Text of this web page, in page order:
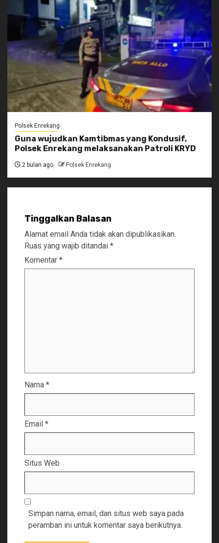
Polsek Enrekang
Guna wujudkan Kamtibmas yang Kondusif,
Polsek Enrekang melaksanakan Patroli KRYD
2 bulan ago Polsek Enrekang
Tinggalkan Balasan
Alamat email Anda tidak akan dipublikasikan.
Ruas yang wajib ditandai *
Komentar *
Nama *
Email *
Situs Web
Simpan nama, email, dan situs web saya pada
peramban ini untuk komentar saya berikutnya.